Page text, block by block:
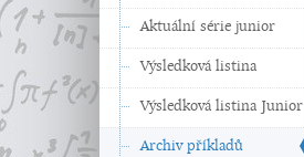
Aktuální série junior
Výsledková listina
Výsledková listina Junior
Archiv příkladů